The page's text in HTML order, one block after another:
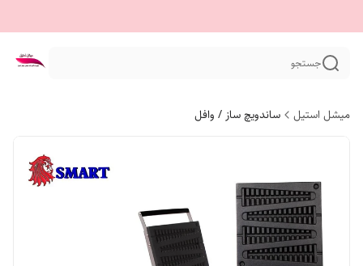
جستجو
میشل استیل ساندویچ ساز / وافل